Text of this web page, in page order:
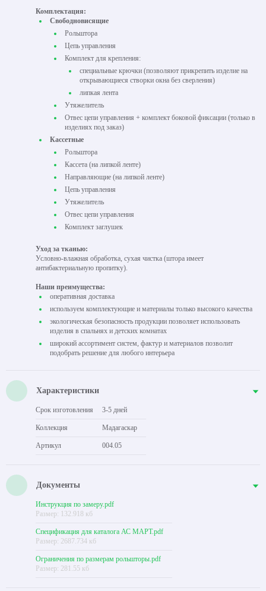
Комплектация:
Свободновисящие
Рольштора
Цепь управления
Комплект для крепления:
специальные крючки (позволяют прикрепить изделие на
открывающиеся створки окна без сверления)
липкая лента
Утяжелитель
Отвес цепи управления + комплект боковой фиксации (только в
изделиях под заказ)
Кассетные
Рольштора
Кассета (на липкой ленте)
Направляющие (на липкой ленте)
Цепь управления
Утяжелитель
Отвес цепи управления
Комплект заглушек
Уход за тканью:
Условно-влажная обработка, сухая чистка (штора имеет
антибактериальную пропитку).
Наши преимущества:
оперативная доставка
используем комплектующие и материалы только высокого качества
экологическая безопасность продукции позволяет использовать
изделия в спальнях и детских комнатах
широкий ассортимент систем, фактур и материалов позволит
подобрать решение для любого интерьера
Характеристики
Срок изготовления 3-5 дней
Коллекция Мадагаскар
Артикул 004.05
Документы
Инструкция по замеру.pdf
Размер: 132.918 кб
Спецификация для каталога АС МАРТ.pdf
Размер: 2687.734 кб
Ограничения по размерам рольшторы.pdf
Размер: 281.55 кб